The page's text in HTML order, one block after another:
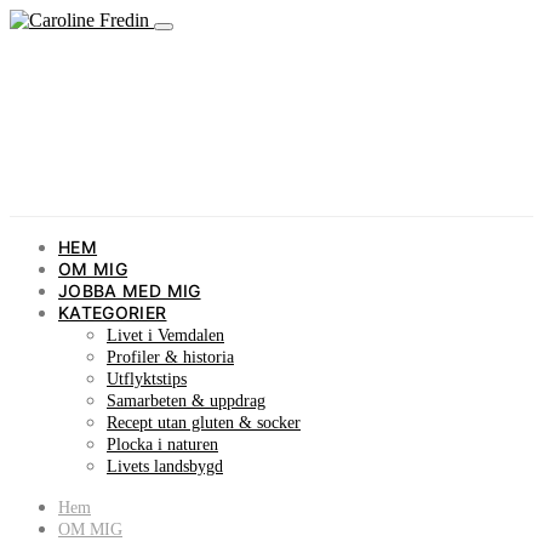
HEM
OM MIG
JOBBA MED MIG
KATEGORIER
Livet i Vemdalen
Profiler & historia
Utflyktstips
Samarbeten & uppdrag
Recept utan gluten & socker
Plocka i naturen
Livets landsbygd
Hem
OM MIG